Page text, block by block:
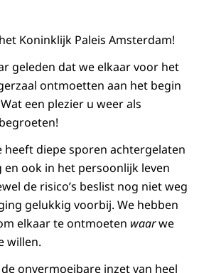
Koninklijk Paleis Amsterdam!
geleden dat we elkaar voor het
ontmoetten aan het begin
een plezier u weer als
heeft diepe sporen achtergelaten
en ook in het persoonlijk leven
de risico’s beslist nog niet weg
gelukkig voorbij. We hebben
elkaar te ontmoeten waarwe
willen.
onvermoeibare inzet van heel